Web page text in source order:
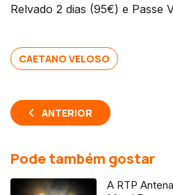
Relvado 2 dias (95€) e Passe
CAETANO VELOSO
ANTERIOR
Pode também gostar
A RTP